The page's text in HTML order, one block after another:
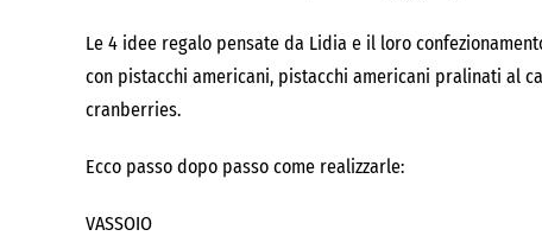
Le 4 idee regalo pensate da Lidia e il loro
con pistacchi americani, pistacchi americani pralinati al
cranberries.
Ecco passo dopo passo come realizzarle:
VASSOIO